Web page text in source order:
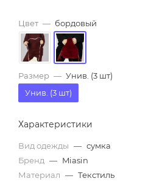
Цвет — бордовый
Размер — Унив. (3 шт)
Унив. (3 шт)
Характеристики
Вид одежды — сумка
Бренд — Miasin
Материал — Текстиль